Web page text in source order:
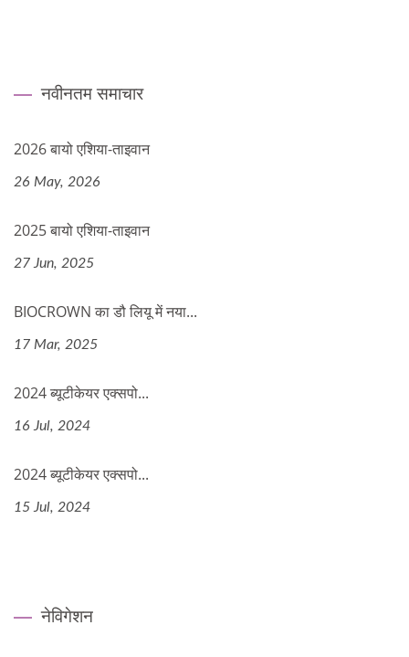
नवीनतम समाचार
2026 बायो एशिया-ताइवान
26 May, 2026
2025 बायो एशिया-ताइवान
27 Jun, 2025
BIOCROWN का डौ लियू में नया...
17 Mar, 2025
2024 ब्यूटीकेयर एक्सपो...
16 Jul, 2024
2024 ब्यूटीकेयर एक्सपो...
15 Jul, 2024
नेविगेशन